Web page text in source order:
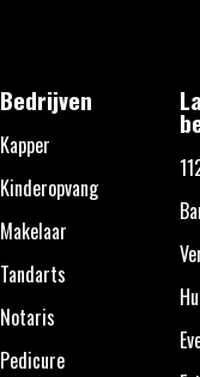
Bedrijven
Kapper
Kinderopvang
Makelaar
Tandarts
Notaris
Pedicure